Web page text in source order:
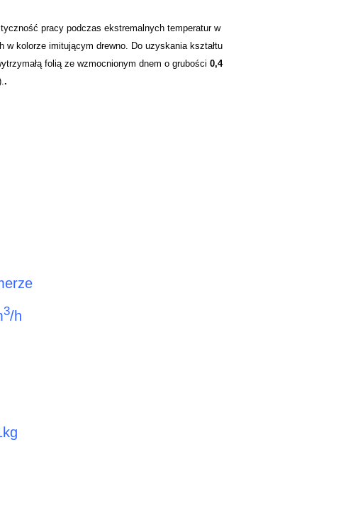
pracy podczas ekstremalnych temperatur w
w kolorze imitującym drewno. Do uzyskania kształtu
folią ze wzmocnionym dnem o grubości 0,4
.
3/h